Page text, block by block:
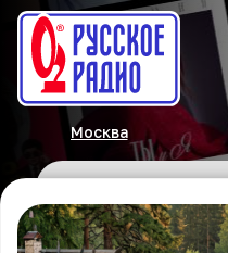
Москва